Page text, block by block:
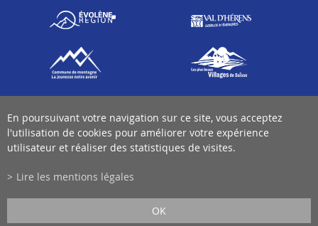
En poursuivant votre navigation sur ce site, vous acceptez
l'utilisation de cookies pour améliorer votre expérience
utilisateur et réaliser des statistiques de visites.
Lire les mentions légales
OK